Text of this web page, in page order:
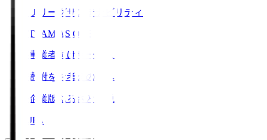
Ｊリーグサステナビリティ
TEAM AS ONE
事業者向けサービス
寄附をお考えの方へ
企業版ふるさと納税
JFA